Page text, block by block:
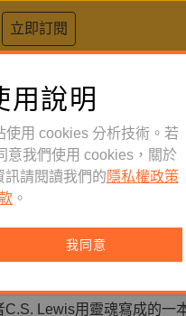
立即訂閱
．情愛．大
C.S. Lewis用靈魂寫成的一
用說明
用 cookies 分析技術。若
意我們使用 cookies，關於
訊請閱讀我們的 隱私權政策
。
我同意